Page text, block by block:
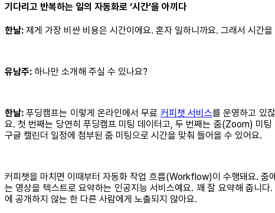
기다리고 반복하는 일의 자동화로 ‘시간’을 아끼다
한날: 제게 가장 비싼 비용은 시간이에요. 혼자 일하니까요. 그래서 시간
유남주: 하나만 소개해 주실 수 있나요?
한날: 푸딩캠프는 이렇게 온라인에서 무료 커피챗 서비스를 운영하고 있
요. 첫 번째는 당연히 푸딩캠프 미팅 데이터고, 두 번째는 줌(Zoom) 미
구글 캘린더 일정에 첨부된 줌 미팅으로 시간을 맞춰 들어올 수 있어요.
커피챗을 마치면 이때부터 자동화 작업 흐름(Workflow)이 수행돼요. 줌
는 영상을 텍스트로 요약하는 인공지능 서비스예요. 꽤 잘 요약해 줍니
에 공개하지 않는 한 다른 사람에게 노출되지 않아요.